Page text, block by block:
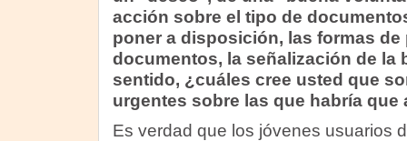
acción sobre el tipo de
poner a disposición, las formas de
documentos, la señalización de la
sentido, ¿cuáles cree usted que
urgentes sobre las que habría que
Es verdad que los jóvenes usuarios